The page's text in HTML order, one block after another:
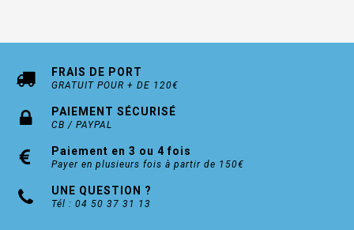
FRAIS DE PORT
GRATUIT POUR + DE 120€
PAIEMENT SÉCURISÉ
CB / PAYPAL
Paiement en 3 ou 4 fois
Payer en plusieurs fois à partir de 150€
UNE QUESTION ?
Tél : 04 50 37 31 13